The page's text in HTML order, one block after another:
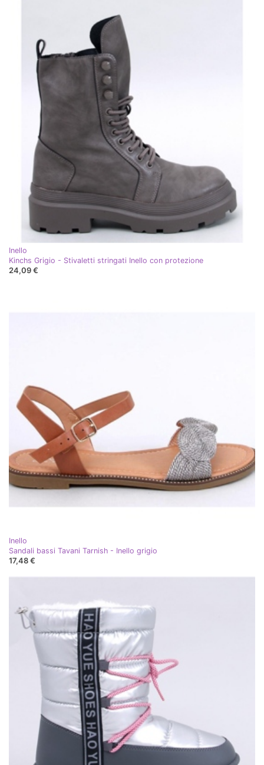
Inello
Kinchs Grigio - Stivaletti stringati Inello con protezione
24,09 €
Inello
Sandali bassi Tavani Tarnish - Inello grigio
17,48 €